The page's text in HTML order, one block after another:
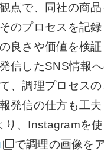
点で、同社の商
のプロセスを記
良さや価値を検
信したSNS情報
、調理プロセス
発信の仕方も工夫
、Instagramを使
で調理の画像を